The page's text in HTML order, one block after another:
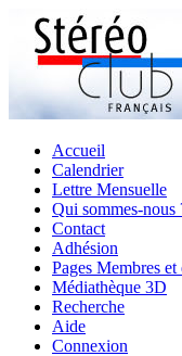
Accueil
Calendrier
Lettre Mensuelle
Qui sommes-nous
Contact
Adhésion
Pages Membres
Médiathèque 3D
Recherche
Aide
Connexion